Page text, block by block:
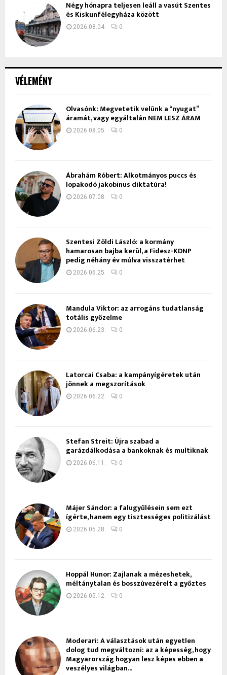
VÉLEMÉNY
Olvasónk: Megvetetik velünk a “nyugat”
áramát, vagy egyáltalán NEM LESZ ÁRAM
2026.08.05. 0
Ábrahám Róbert: Alkotmányos puccs és
lopakodó jakobinus diktatúra!
2026.07.08. 0
Szentesi Zöldi László: a kormány
hamarosan bajba kerül, a Fidesz-KDNP
pedig néhány év múlva visszatérhet
2026.06.25. 0
Mandula Viktor: az arrogáns tudatlanság
totális győzelme
2026.06.23. 0
Latorcai Csaba: a kampányígéretek után
jönnek a megszorítások
2026.06.22. 0
Stefan Streit: Újra szabad a
garázdálkodása a bankoknak és multiknak
2026.06.11. 0
Májer Sándor: a falugyűlésein sem ezt
ígérte, hanem egy tisztességes politizálást
2026.05.28. 0
Hoppál Hunor: Zajlanak a mézeshetek,
méltánytalan és bosszúvezérelt a győztes
2026.05.12. 0
Moderari: A választások után egyetlen
dolog tud megváltozni: az a képesség, hogy
Magyarország hogyan lesz képes ebben a
veszélyes világban...
Négy hónapra teljesen leáll a vasút Szentes
és Kiskunfélegyháza között
2026.08.04. 0